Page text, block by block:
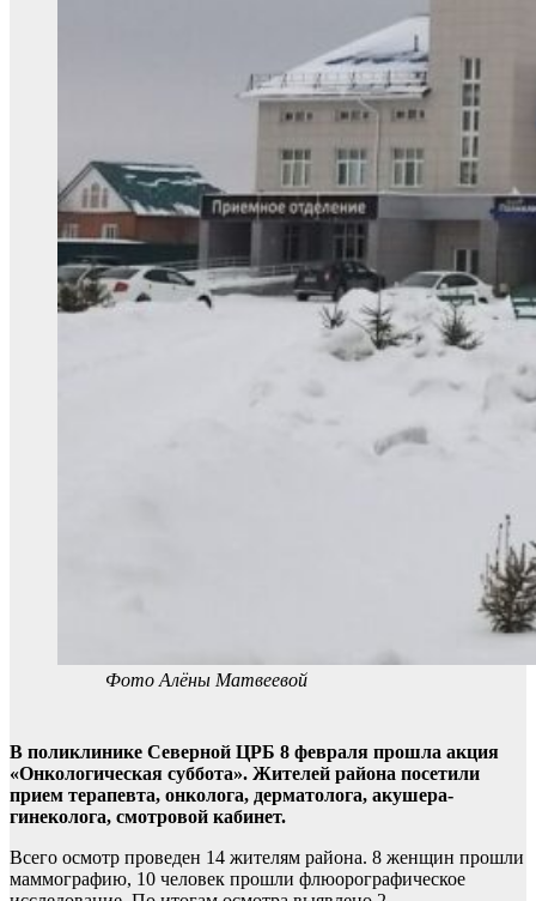
Фото Алёны Матвеевой
В поликлинике Северной ЦРБ 8 февраля прошла акция
«Онкологическая суббота». Жителей района посетили
прием терапевта, онколога, дерматолога, акушера-
гинеколога, смотровой кабинет.
Всего осмотр проведен 14 жителям района. 8 женщин прошли
маммографию, 10 человек прошли флюорографическое